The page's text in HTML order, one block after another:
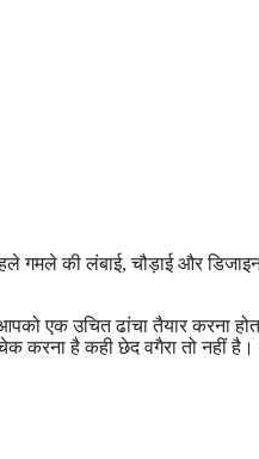
गमले की लंबाई, चौड़ाई और
एक उचित ढांचा तैयार करना
करना है कही छेद वगैरा तो नहीं